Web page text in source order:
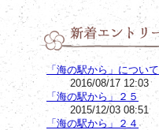
「海の駅から」について
2016/08/17 12:03
「海の駅から」２５
2015/12/03 08:51
「海の駅から」２４